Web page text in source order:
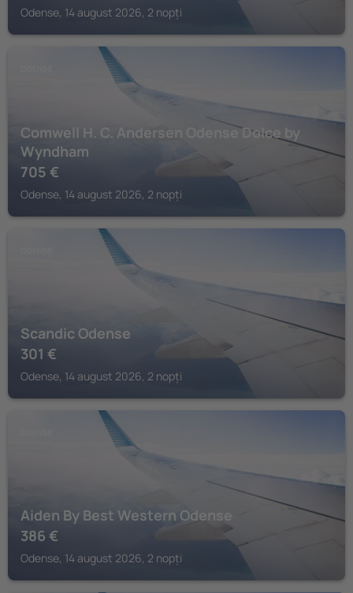
Odense, 14 august 2026, 2 nopți
Comwell H. C. Andersen Odense Dolce by
Wyndham
705 €
Odense, 14 august 2026, 2 nopți
Scandic Odense
301 €
Odense, 14 august 2026, 2 nopți
Aiden By Best Western Odense
386 €
Odense, 14 august 2026, 2 nopți